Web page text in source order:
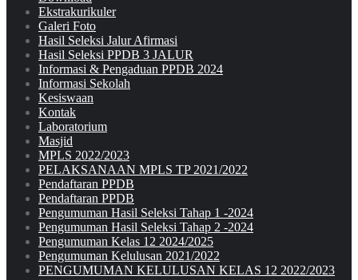
Ekstrakurikuler
Galeri Foto
Hasil Seleksi Jalur Afirmasi
Hasil Seleksi PPDB 3 JALUR
Informasi & Pengaduan PPDB 2024
Informasi Sekolah
Kesiswaan
Kontak
Laboratorium
Masjid
MPLS 2022/2023
PELAKSANAAN MPLS TP 2021/2022
Pendaftaran PPDB
Pendaftaran PPDB
Pengumuman Hasil Seleksi Tahap 1 -2024
Pengumuman Hasil Seleksi Tahap 2 -2024
Pengumuman Kelas 12 2024/2025
Pengumuman Kelulusan 2021/2022
PENGUMUMAN KELULUSAN KELAS 12 2022/2023